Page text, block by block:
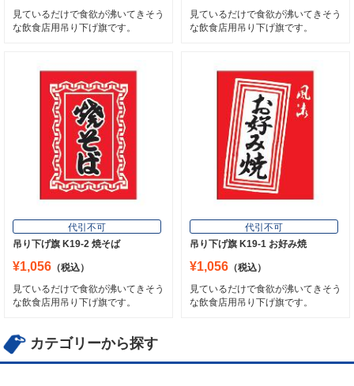
見ているだけで食欲が沸いてきそう
な飲食店用吊り下げ旗です。
見ているだけで食欲が沸いてきそう
な飲食店用吊り下げ旗です。
代引不可
吊り下げ旗 K19-2 焼そば
¥1,056 （税込）
見ているだけで食欲が沸いてきそう
な飲食店用吊り下げ旗です。
代引不可
吊り下げ旗 K19-1 お好み焼
¥1,056 （税込）
見ているだけで食欲が沸いてきそう
な飲食店用吊り下げ旗です。
カテゴリーから探す